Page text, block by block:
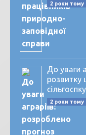
2 роки тому
До уваги
розвитку
2 роки тому